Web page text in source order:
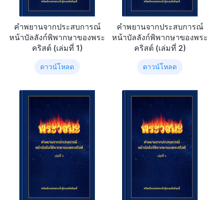
คำพยานจากประสบการณ์
หน้าบัลลังก์พิพากษาของพระ
คริสต์ (เล่มที่ 1)
ดาวน์โหลด
คำพยานจากประสบการณ์
หน้าบัลลังก์พิพากษาของพระ
คริสต์ (เล่มที่ 2)
ดาวน์โหลด